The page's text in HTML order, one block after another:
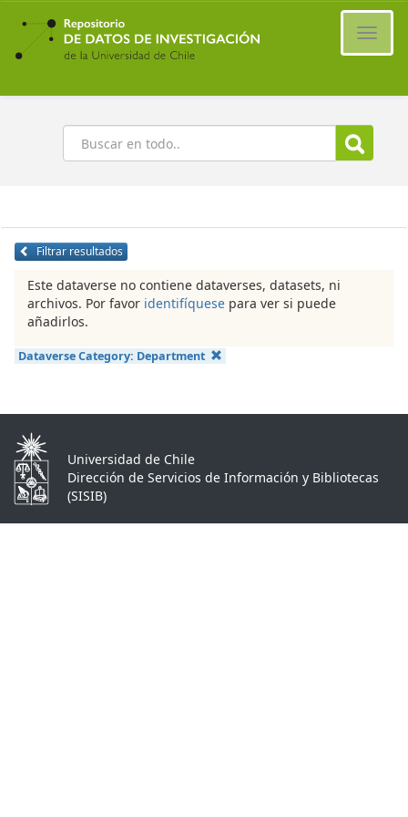
Ir
contenido
principal
Buscar
Filtrar resultados
Este dataverse no contiene dataverses, datasets, ni
archivos. Por favor identifíquese para ver si puede
añadirlos.
Dataverse Category: Department
Universidad de Chile
Dirección de Servicios de Información y Bibliotecas
(SISIB)